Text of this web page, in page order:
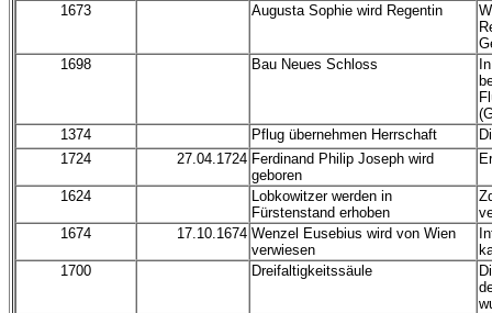
1673
Augusta Sophie wird Regentin
1698
Bau Neues Schloss
1374
Pflug übernehmen Herrschaft
1724
27.04.1724 Ferdinand Philip Joseph wird
geboren
1624
Lobkowitzer werden in
Fürstenstand erhoben
1674
17.10.1674 Wenzel Eusebius wird von Wien
verwiesen
1700
Dreifaltigkeitssäule